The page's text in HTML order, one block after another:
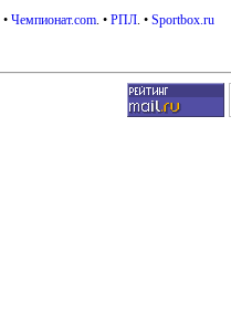
•Чемпионат.com . •РПЛ . •Sportbox.ru